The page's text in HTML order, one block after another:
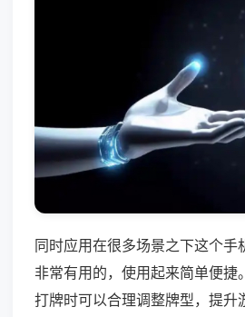
同时应用在很多场景之下这个手
非常有用的，使用起来简单便捷
打牌时可以合理调整牌型，提升